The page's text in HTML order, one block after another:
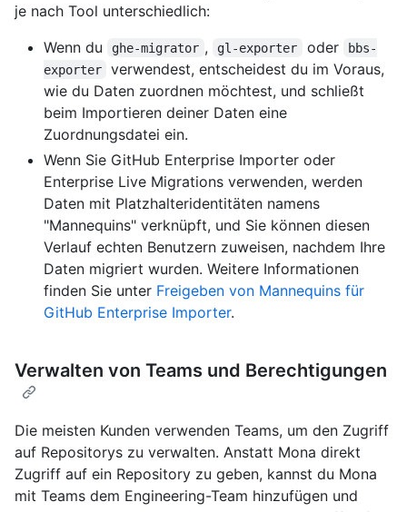
je nach Tool unterschiedlich:
Wenn du
ghe-migrator , gl-exporter oder
bbs-
exporter
verwendest, entscheidest du im Voraus,
wie du Daten zuordnen möchtest, und schließt
beim Importieren deiner Daten eine
Zuordnungsdatei ein.
Wenn Sie GitHub Enterprise Importer oder
Enterprise Live Migrations verwenden, werden
Daten mit Platzhalteridentitäten namens
"Mannequins" verknüpft, und Sie können diesen
Verlauf echten Benutzern zuweisen, nachdem Ihre
Daten migriert wurden. Weitere Informationen
finden Sie unter Freigeben von Mannequins für
GitHub Enterprise Importer.
Verwalten von Teams und Berechtigungen
Die meisten Kunden verwenden Teams, um den Zugriff
auf Repositorys zu verwalten. Anstatt Mona direkt
Zugriff auf ein Repository zu geben, kannst du Mona
mit Teams dem Engineering-Team hinzufügen und